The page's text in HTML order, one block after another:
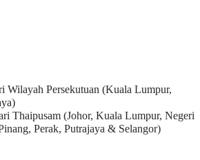
Wilayah Persekutuan (Kuala Lumpur,
Thaipusam (Johor, Kuala Lumpur, Negeri
Perak, Putrajaya & Selangor)